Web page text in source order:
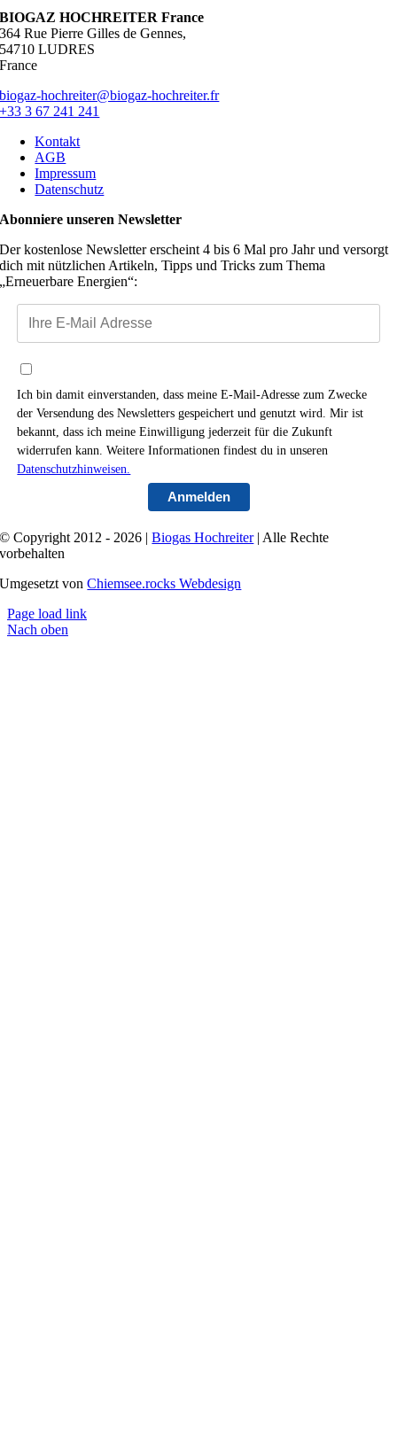
BIOGAZ HOCHREITER France
364 Rue Pierre Gilles de Gennes,
54710 LUDRES
France
biogaz-hochreiter@biogaz-hochreiter.fr
+33 3 67 241 241
Kontakt
AGB
Impressum
Datenschutz
Abonniere unseren Newsletter
Der kostenlose Newsletter erscheint 4 bis 6 Mal pro Jahr und versorgt
dich mit nützlichen Artikeln, Tipps und Tricks zum Thema
„Erneuerbare Energien“:
Ich bin damit einverstanden, dass meine E‐Mail‐Adresse zum Zwecke
der Versendung des Newsletters gespeichert und genutzt wird. Mir ist
bekannt, dass ich meine Einwilligung jederzeit für die Zukunft
widerrufen kann. Weitere Informationen findest du in unseren
Datenschutzhinweisen.
Anmelden
© Copyright 2012 - 2026 |Biogas Hochreiter| Alle Rechte
vorbehalten
Umgesetzt vonChiemsee.rocks Webdesign
Page load link
Nach oben